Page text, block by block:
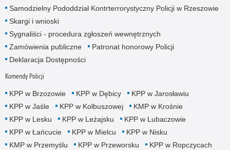
Samodzielny Pododdział Kontrterrorystyczny Policji w Rzeszowie
Skargi i wnioski
Sygnaliści - procedura zgłoszeń wewnętrznych
Zamówienia publiczne
Patronat honorowy Policji
Deklaracja Dostępności
Komendy Policji
KPP w Brzozowie KPP w Dębicy
KPP w Jarosławiu
KPP w Jaśle
KPP w Kolbuszowej
KMP w Krośnie
KPP w Lesku
KPP w Leżajsku
KPP w Lubaczowie
KPP w Łańcucie
KPP w Mielcu
KPP w Nisku
KMP w Przemyślu
KPP w Przeworsku
KPP w Ropczycach